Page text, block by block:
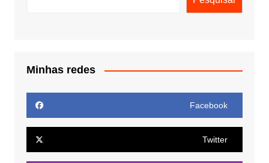
Minhas redes
Facebook
Twitter